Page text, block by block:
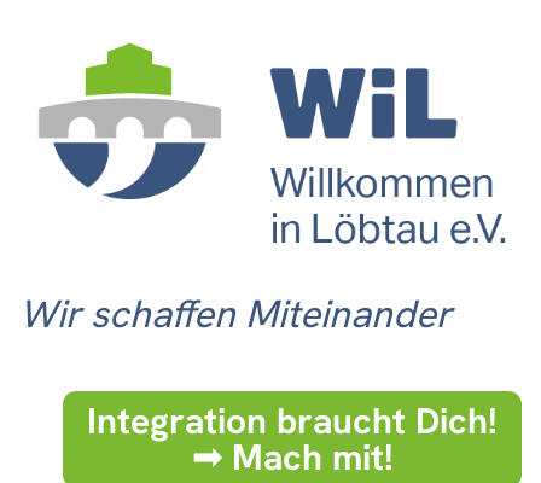
Wir schaffen Miteinander
Integration braucht Dich!
➟ Mach mit!